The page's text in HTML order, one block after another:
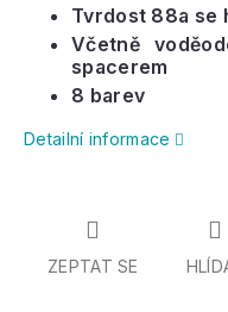
Tvrdost 88a se
Včetně
spacerem
8 barev
Detailní informace
ZEPTAT SE